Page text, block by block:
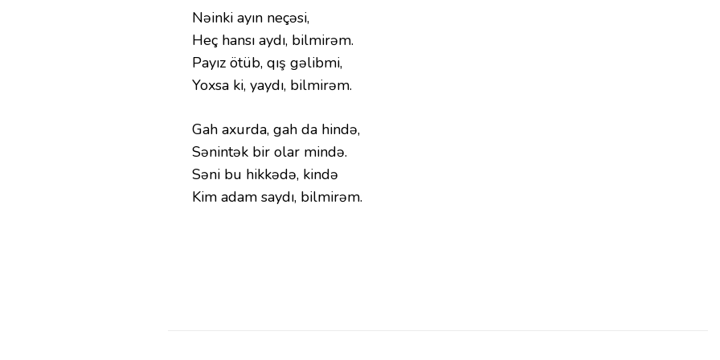
Nəinki ayın neçəsi,
Heç hansı aydı, bilmirəm.
Payız ötüb, qış gəlibmi,
Yoxsa ki, yaydı, bilmirəm.
Gah axurda, gah da hində,
Sənintək bir olar mində.
Səni bu hikkədə, kində
Kim adam saydı, bilmirəm.